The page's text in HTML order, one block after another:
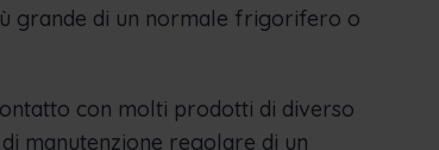
grande di un normale frigorifero o
con molti prodotti di diverso
manutenzione regolare di un